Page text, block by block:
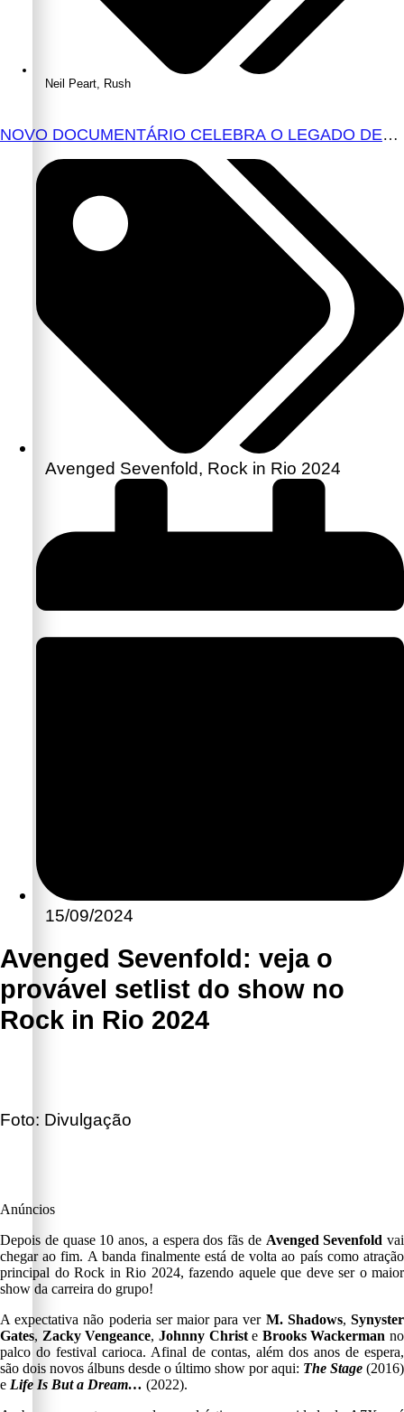
Neil Peart Rush
NOVO DOCUMENTÁRIO CELEBRA O LEGADO DE
ENTREVISTAS
Avenged Sevenfold, Rock in Rio 2024
15/09/2024
Avenged Sevenfold: veja o
provável setlist do show no
Rock in Rio 2024
Foto: Divulgação
Anúncios
Depois de quase 10 anos, a espera dos fãs de Avenged Sevenfold vai
chegar ao fim. A banda finalmente está de volta ao país como atração
principal do Rock in Rio 2024, fazendo aquele que deve ser o maior
show da carreira do grupo!
A expectativa não poderia ser maior para ver M. Shadows,Synyster
Gates, Zacky Vengeance, Johnny Christe Brooks Wackerman no
palco do festival carioca. Afinal de contas, além dos anos de espera,
são dois novos álbuns desde o último show por aqui: The Stage (2016)
e Life Is But a Dream… (2022).